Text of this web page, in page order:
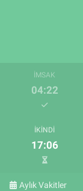
İMSAK
04:22
İKINDI
17:06
Aylık Vakitler